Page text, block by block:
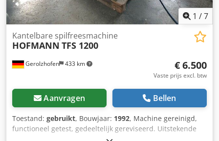
1 /7
Gerolzhofen 433 km
Kantelbare spilfreesmachine
HOFMANN TFS 1200
€ 6.500
Vaste prijs excl. btw
Aanvragen Bellen
Toestand: gebruikt, Bouwjaar: 1992, Machine gereinigd,
functioneel getest, gedeeltelijk gereviseerd. Uitstekende
spilrondloop, maximaal 1/100 mm. Persluchtslangen,